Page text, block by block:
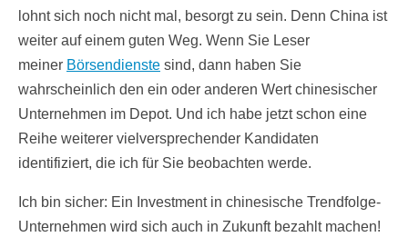
lohnt sich noch nicht mal, besorgt zu sein. Denn China ist
weiter auf einem guten Weg. Wenn Sie Leser
meiner Börsendienste sind, dann haben Sie
wahrscheinlich den ein oder anderen Wert chinesischer
Unternehmen im Depot. Und ich habe jetzt schon eine
Reihe weiterer vielversprechender Kandidaten
identifiziert, die ich für Sie beobachten werde.
Ich bin sicher: Ein Investment in chinesische Trendfolge-
Unternehmen wird sich auch in Zukunft bezahlt machen!